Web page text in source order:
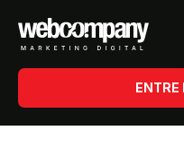
ENTRE